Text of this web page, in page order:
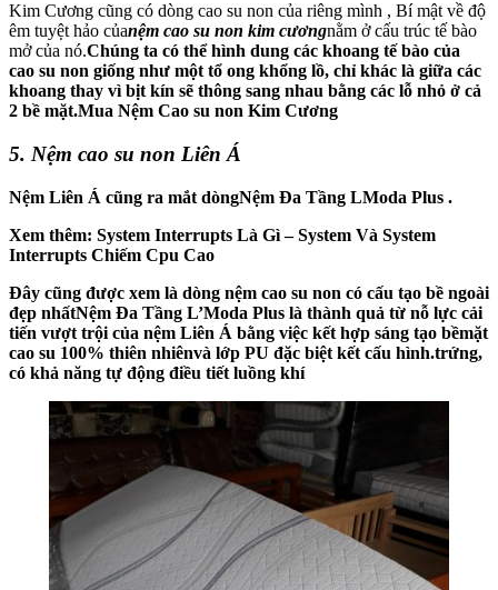
Kim Cương cũng có dòng cao su non của riêng mình , Bí mật về độ
êm tuyệt hảo củanệm cao su non kim cươngnằm ở cấu trúc tế bào
mở của nó.Chúng ta có thể hình dung các khoang tế bào của
cao su non giống như một tổ ong khổng lồ, chỉ khác là giữa các
khoang thay vì bịt kín sẽ thông sang nhau bằng các lỗ nhỏ ở cả
2 bề mặt.Mua Nệm Cao su non Kim Cương
5. Nệm cao su non Liên Á
Nệm Liên Á cũng ra mắt dòngNệm Đa Tầng LModa Plus .
Xem thêm: System Interrupts Là Gì – System Và System
Interrupts Chiếm Cpu Cao
Đây cũng được xem là dòng nệm cao su non có cấu tạo bề ngoài
đẹp nhấtNệm Đa Tầng L’Moda Plus là thành quả từ nỗ lực cải
tiến vượt trội của nệm Liên Á bằng việc kết hợp sáng tạo bềmặt
cao su 100% thiên nhiênvà lớp PU đặc biệt kết cấu hình.trứng,
có khả năng tự động điều tiết luồng khí